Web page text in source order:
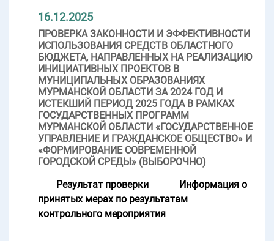
16.12.2025
ПРОВЕРКА ЗАКОННОСТИ И ЭФФЕКТИВНОСТИ
ИСПОЛЬЗОВАНИЯ СРЕДСТВ ОБЛАСТНОГО
БЮДЖЕТА, НАПРАВЛЕННЫХ НА РЕАЛИЗАЦИЮ
ИНИЦИАТИВНЫХ ПРОЕКТОВ В
МУНИЦИПАЛЬНЫХ ОБРАЗОВАНИЯХ
МУРМАНСКОЙ ОБЛАСТИ ЗА 2024 ГОД И
ИСТЕКШИЙ ПЕРИОД 2025 ГОДА В РАМКАХ
ГОСУДАРСТВЕННЫХ ПРОГРАММ
МУРМАНСКОЙ ОБЛАСТИ «ГОСУДАРСТВЕННОЕ
УПРАВЛЕНИЕ И ГРАЖДАНСКОЕ ОБЩЕСТВО» И
«ФОРМИРОВАНИЕ СОВРЕМЕННОЙ
ГОРОДСКОЙ СРЕДЫ» (ВЫБОРОЧНО)
Результат проверки
Информация о
принятых мерах по результатам
контрольного мероприятия